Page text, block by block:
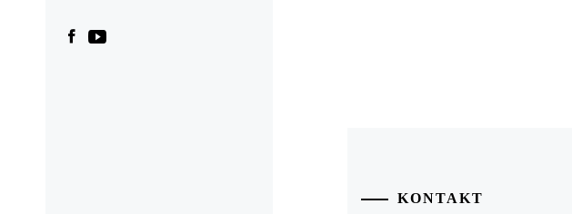
KONTAKT